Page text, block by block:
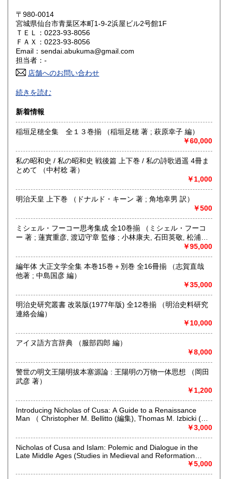
岡山県
山口県 185円
香川県 185円 愛媛県
高知県 185円
佐賀県
熊本県 185円 大分県 185円
185円
沖縄県 185円
〒980-0014
宮城県仙台市青葉区本町1-9-2浜屋ビル2号館1F
ＴＥＬ：0223-93-8056
ＦＡＸ：0223-93-8056
Email：sendai.abukuma@gmail.com
担当者：-
店舗へのお問い合わせ
買い取り専用ダイヤル 0120-805-875 (9:00～21:00 年中無休)
〒983-0043
宮城県仙台市宮城野区萩野町 2-3-2
最寄駅：仙台駅:徒歩15分 地下鉄南北線 広瀬通駅:徒歩10分
営業時間：〈店舗〉12:00～19:00
定休日：〈店舗〉月曜 〈事務所〉不定休
書籍の買取について
宮城県全域、福島県、山形県、岩手県、青森県、秋田県の東
北地方を中心に、茨城県、栃木県等関東近県への地域に出張
いたします。それ以外の地域も出張買取致します。
宅配便での買取も行っております。
大量のご処分も承ります。
お気軽にご相談ください。
買い取り専用ダイヤル 0120-805-875
取り扱い分野
古書一般（その他）
続きを読む
新着情報
稲垣足穂全集 全１３巻揃 （稲垣足穂 著 ; 萩原幸子 編）
￥60,000
私の昭和史 / 私の昭和史 戦後篇 上下巻 / 私の詩歌逍遥 4冊ま
とめて （中村稔 著）
￥1,000
明治天皇 上下巻 （ドナルド・キーン 著 ; 角地幸男 訳）
￥500
ミシェル・フーコー思考集成 全10巻揃 （ミシェル・フーコ
ー 著 ; 蓮實重彦, 渡辺守章 監修 ; 小林康夫, 石田英敬, 松浦寿
￥95,000
編年体 大正文学全集 本巻15巻＋別巻 全16冊揃 （志賀直哉
他著 ; 中島国彦 編）
￥35,000
明治史研究叢書 改装版(1977年版) 全12巻揃 （明治史料研究
連絡会編）
￥10,000
アイヌ語方言辞典 （服部四郎 編）
￥8,000
警世の明文王陽明拔本塞源論 : 王陽明の万物一体思想 （岡田
武彦 著）
￥1,200
Introducing Nicholas of Cusa: A Guide to a Renaissance
Man （ Christopher M. Bellitto (編集), Thomas M. Izbicki (編
￥3,000
Nicholas of Cusa and Islam: Polemic and Dialogue in the
Late Middle Ages (Studies in Medieval and Reformation
Tvrtkovic (編集), Donald Duclow）
￥5,000